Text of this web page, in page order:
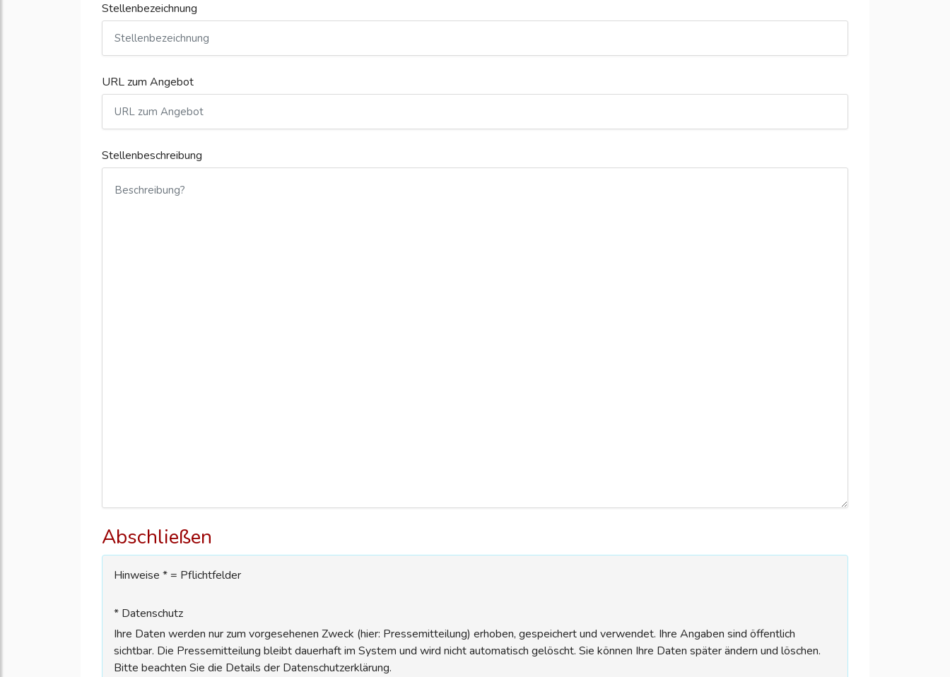
Stellenbezeichnung
URL zum Angebot
Stellenbeschreibung
Abschließen
Hinweise * = Pflichtfelder
* Datenschutz
Ihre Daten werden nur zum vorgesehenen Zweck (hier: Pressemitteilung) erhoben, gespeichert und verwendet. Ihre Angaben sind öffentlich
sichtbar. Die Pressemitteilung bleibt dauerhaft im System und wird nicht automatisch gelöscht. Sie können Ihre Daten später ändern und löschen.
Bitte beachten Sie die Details der Datenschutzerklärung.